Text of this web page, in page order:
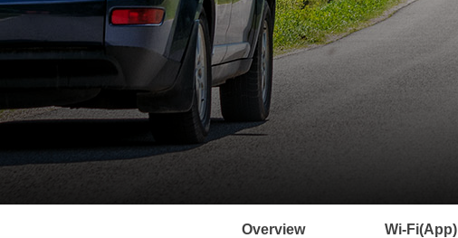
Overview Wi-Fi(App)